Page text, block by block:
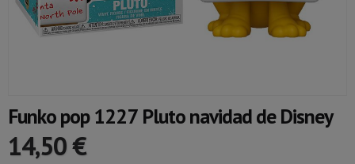
Funko pop 1227 Pluto navidad de Disney
14,50 €